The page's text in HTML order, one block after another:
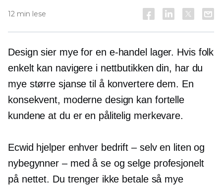
12 min lese
Design sier mye for en e-handel
lager. Hvis folk
enkelt kan navigere i nettbutikken din, har du
mye større sjanse til å konvertere dem. En
konsekvent, moderne design kan fortelle
kundene at du er en pålitelig merkevare.
Ecwid hjelper enhver bedrift – selv en liten og
nybegynner – med å se og selge profesjonelt
på nettet. Du trenger ikke betale så mye